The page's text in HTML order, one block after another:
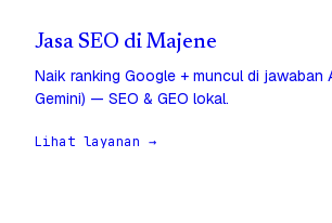
Jasa SEO di Majene
Naik ranking Google + muncul di jawaban
Gemini) — SEO & GEO lokal.
Lihat layanan →